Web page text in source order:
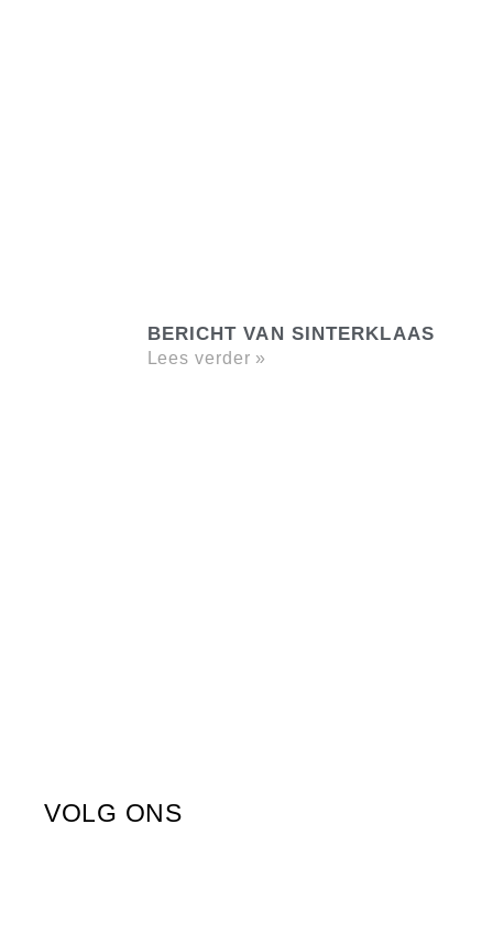
BERICHT VAN SINTERKLAAS
Lees verder »
VOLG ONS